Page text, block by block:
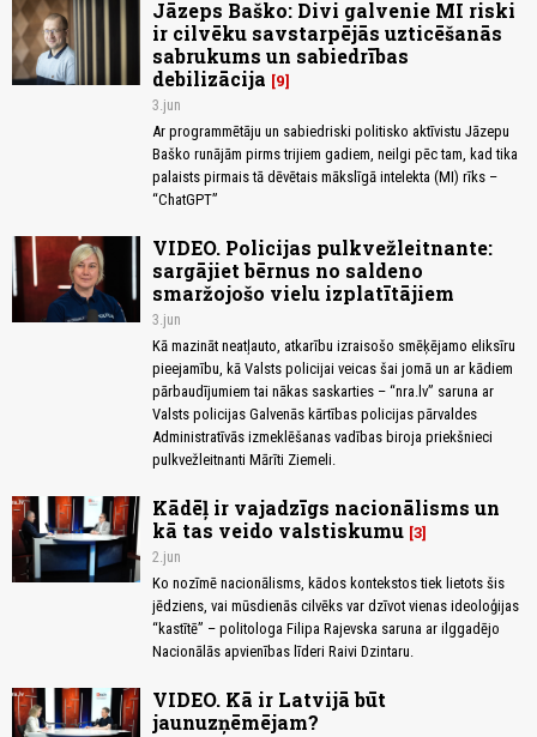
Jāzeps Baško: Divi galvenie MI riski
ir cilvēku savstarpējās uzticēšanās
sabrukums un sabiedrības
debilizācija
9
3.jun
Ar programmētāju un sabiedriski politisko aktīvistu Jāzepu
Baško runājām pirms trijiem gadiem, neilgi pēc tam, kad tika
palaists pirmais tā dēvētais mākslīgā intelekta (MI) rīks –
“ChatGPT”
VIDEO. Policijas pulkvežleitnante:
sargājiet bērnus no saldeno
smaržojošo vielu izplatītājiem
3.jun
Kā mazināt neatļauto, atkarību izraisošo smēķējamo eliksīru
pieejamību, kā Valsts policijai veicas šai jomā un ar kādiem
pārbaudījumiem tai nākas saskarties – “nra.lv” saruna ar
Valsts policijas Galvenās kārtības policijas pārvaldes
Administratīvās izmeklēšanas vadības biroja priekšnieci
pulkvežleitnanti Mārīti Ziemeli.
Kādēļ ir vajadzīgs nacionālisms un
kā tas veido valstiskumu 3
2.jun
Ko nozīmē nacionālisms, kādos kontekstos tiek lietots šis
jēdziens, vai mūsdienās cilvēks var dzīvot vienas ideoloģijas
“kastītē” – politologa Filipa Rajevska saruna ar ilggadējo
Nacionālās apvienības līderi Raivi Dzintaru.
VIDEO. Kā ir Latvijā būt
jaunuzņēmējam?